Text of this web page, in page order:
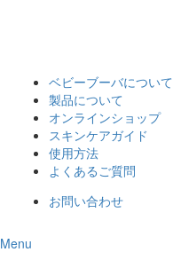
ベビーブーバについて
製品について
オンラインショップ
スキンケアガイド
使用方法
よくあるご質問
お問い合わせ
Menu